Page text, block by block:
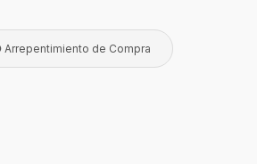
Arrepentimiento de Compra